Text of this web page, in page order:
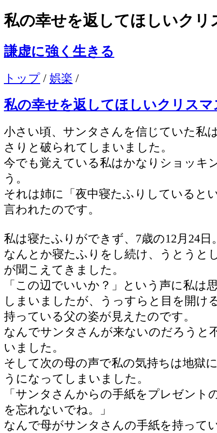
私の幸せを返してほしいクリ
謙虚に強く生きる
トップ / 娯楽 /
私の幸せを返してほしいクリスマ
小さい頃、サンタさんを信じていた私
さりと破られてしまいました。
今でも覚えている私はかなりショッキ
う。
それは姉に「夜中寝たふりしていると
言われたのです。
私は寝たふりができず、7歳の12月24日
なんとか寝たふりをし続け、うとうと
が聞こえてきました。
「この辺でいいか？」という声に私は
しまいましたが、うっすらと目を開け
持っている父の姿が見えたのです。
なんでサンタさんが来ないのだろうと
いました。
そして次の母の声で私の気持ちは地獄
うになってしまいました。
「サンタさんからの手紙をプレゼント
を忘れないでね。」
なんで母がサンタさんの手紙を持って